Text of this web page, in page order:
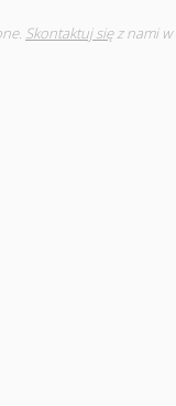
Skontaktuj sięz nami w